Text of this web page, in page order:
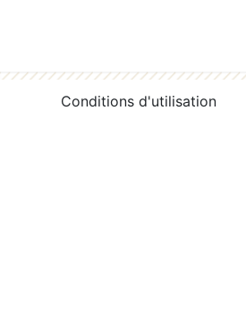
Conditions d'utilisation